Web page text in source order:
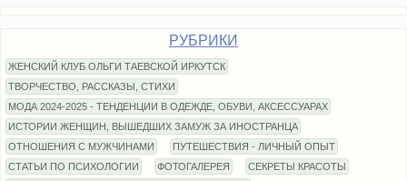
РУБРИКИ
ЖЕНСКИЙ КЛУБ ОЛЬГИ ТАЕВСКОЙ ИРКУТСК
ТВОРЧЕСТВО, РАССКАЗЫ, СТИХИ
МОДА 2024-2025 - ТЕНДЕНЦИИ В ОДЕЖДЕ, ОБУВИ, АКСЕССУАРАХ
ИСТОРИИ ЖЕНЩИН, ВЫШЕДШИХ ЗАМУЖ ЗА ИНОСТРАНЦА
ОТНОШЕНИЯ С МУЖЧИНАМИ
ПУТЕШЕСТВИЯ - ЛИЧНЫЙ ОПЫТ
СТАТЬИ ПО ПСИХОЛОГИИ
ФОТОГАЛЕРЕЯ
СЕКРЕТЫ КРАСОТЫ